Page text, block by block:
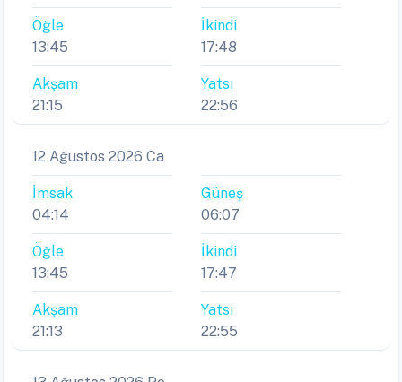
Öğle
13:45
İkindi
17:48
Akşam
21:15
Yatsı
22:56
12 Ağustos 2026 Ca
İmsak
04:14
Güneş
06:07
Öğle
13:45
İkindi
17:47
Akşam
21:13
Yatsı
22:55